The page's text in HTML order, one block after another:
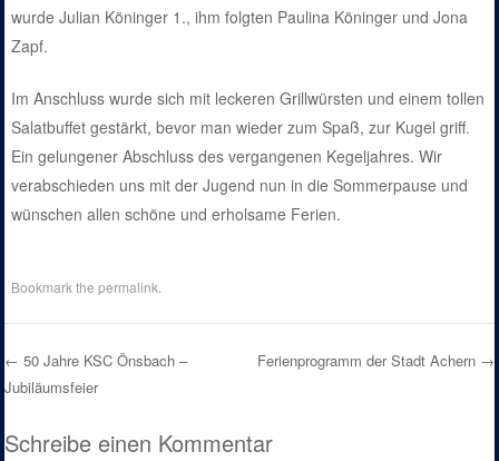
wurde Julian Köninger 1., ihm folgten Paulina Köninger und Jona
Zapf.
Im Anschluss wurde sich mit leckeren Grillwürsten und einem tollen
Salatbuffet gestärkt, bevor man wieder zum Spaß, zur Kugel griff.
Ein gelungener Abschluss des vergangenen Kegeljahres. Wir
verabschieden uns mit der Jugend nun in die Sommerpause und
wünschen allen schöne und erholsame Ferien.
Bookmark thepermalink
Post navigation
← 50 Jahre KSC Önsbach –
Jubiläumsfeier
Ferienprogramm der Stadt Achern →
Schreibe einen Kommentar